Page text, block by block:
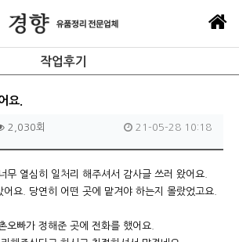
작업후기
요.
2,030회 21-05-28 10:18
무 열심히 일처리 해주셔서 감사글 쓰러 왔어요.
요. 당연히 어떤 곳에 맡겨야 하는지 몰랐었고요.
오빠가 정해준 곳에 전화를 했어요.